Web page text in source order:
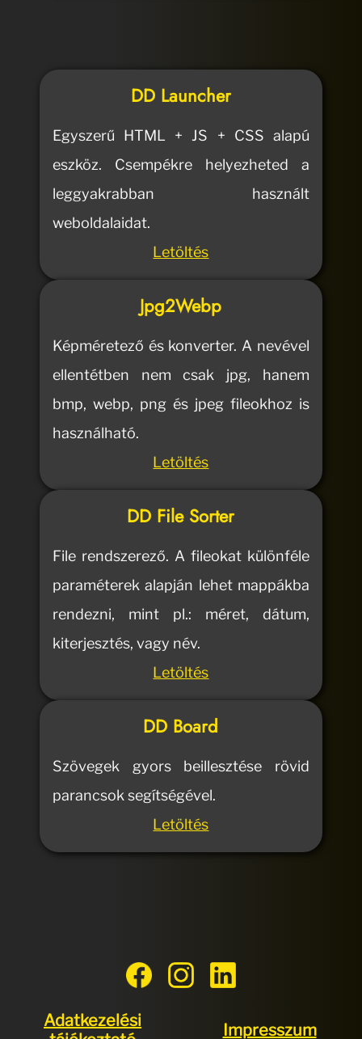
DD Launcher
Egyszerű HTML + JS + CSS alapú
eszköz. Csempékre helyezheted a
leggyakrabban használt
weboldalaidat.
Letöltés
Jpg2Webp
Képméretező és konverter. A nevével
ellentétben nem csak jpg, hanem
bmp, webp, png és jpeg fileokhoz is
használható.
Letöltés
DD File Sorter
File rendszerező. A fileokat különféle
paraméterek alapján lehet mappákba
rendezni, mint pl.: méret, dátum,
kiterjesztés, vagy név.
Letöltés
DD Board
Szövegek gyors beillesztése rövid
parancsok segítségével.
Letöltés
Adatkezelési
Impresszum